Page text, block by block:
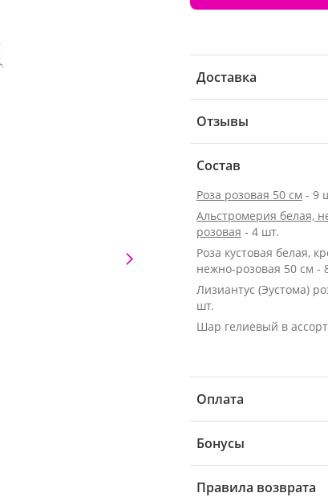
Доставка
Отзывы
Состав
Роза розовая 50 см - 9
Альстромерия белая,
розовая - 4 шт.
Роза кустовая белая,
нежно-розовая 50 см -
Лизиантус (Эустома)
шт.
Шар гелиевый в
Оплата
Бонусы
Правила возврата